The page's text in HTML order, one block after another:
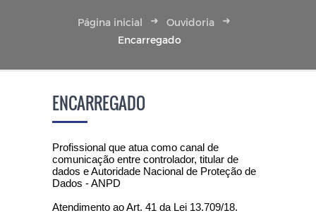
Página inicial
Ouvidoria
Encarregado
ENCARREGADO
Profissional que atua como canal de
comunicação entre controlador, titular de
dados e Autoridade Nacional de Proteção de
Dados - ANPD
Atendimento ao Art. 41 da Lei 13.709/18.